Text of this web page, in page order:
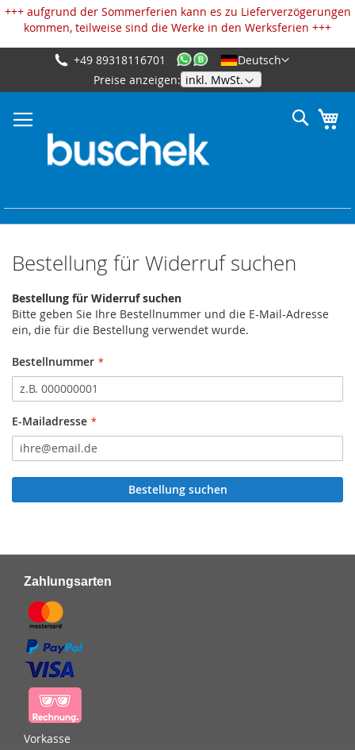
+++ aufgrund der Sommerferien kann es zu Lieferverzögerungen
kommen, teilweise sind die Werke in den Werksferien +++
Zum
Inhalt
Deutsch
Preise anzeigen:
+49 89318116701
Suche
Bestellung für Widerruf suchen
Bestellung für Widerruf suchen
Bitte geben Sie Ihre Bestellnummer und die E-Mail-Adresse
ein, die für die Bestellung verwendet wurde.
Bestellnummer
E-Mailadresse
Bestellung suchen
Zahlungsarten
Vorkasse
Cookie-Einstellungen